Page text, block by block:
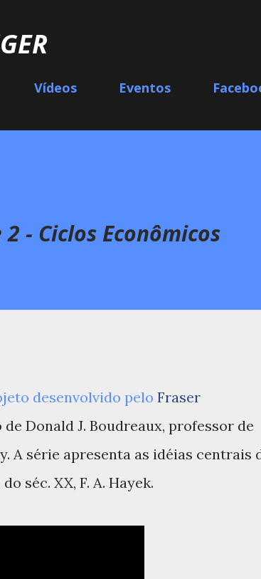
Vídeos Eventos
- Ciclos Econômicos
desenvolvido pelo Fraser
Donald J. Boudreaux, professor de
A série apresenta as idéias centrais
séc. XX, F. A. Hayek.